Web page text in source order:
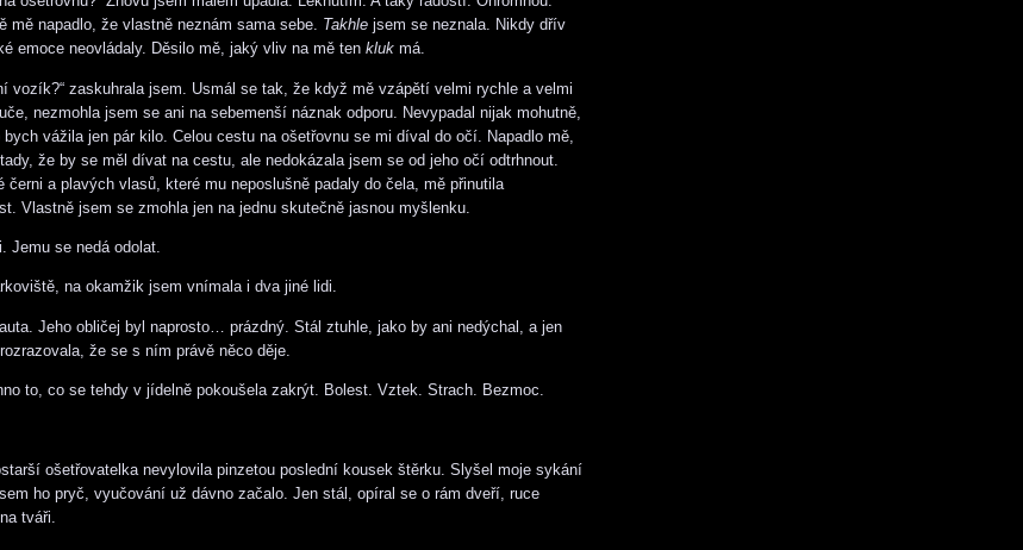
mě napadlo, že vlastně neznám sama sebe. Takhle jsem se neznala. Nikdy dřív
emoce neovládaly. Děsilo mě, jaký vliv na mě ten kluk má.
vozík?“ zaskuhrala jsem. Usmál se tak, že když mě vzápětí velmi rychle a velmi
nezmohla jsem se ani na sebemenší náznak odporu. Nevypadal nijak mohutně,
vážila jen pár kilo. Celou cestu na ošetřovnu se mi díval do očí. Napadlo mě,
že by se měl dívat na cestu, ale nedokázala jsem se od jeho očí odtrhnout.
černi a plavých vlasů, které mu neposlušně padaly do čela, mě přinutila
Vlastně jsem se zmohla jen na jednu skutečně jasnou myšlenku.
Jemu se nedá odolat.
na okamžik jsem vnímala i dva jiné lidi.
Jeho obličej byl naprosto… prázdný. Stál ztuhle, jako by ani nedýchal, a jen
že se s ním právě něco děje.
to, co se tehdy v jídelně pokoušela zakrýt. Bolest. Vztek. Strach. Bezmoc.
ošetřovatelka nevylovila pinzetou poslední kousek štěrku. Slyšel moje sykání
ho pryč, vyučování už dávno začalo. Jen stál, opíral se o rám dveří, ruce
tváři.